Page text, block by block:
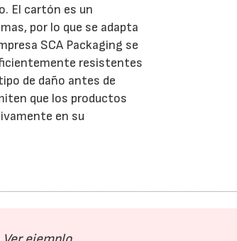
El cartón es un
por lo que se adapta
SCA Packaging se
resistentes
de daño antes de
que los productos
en su